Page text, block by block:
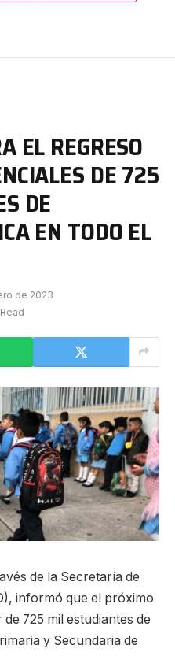
EL REGRESO
DE 725
DE
EN TODO EL
de 2023
de la Secretaría de
informó que el próximo
725 mil estudiantes de
y Secundaria de